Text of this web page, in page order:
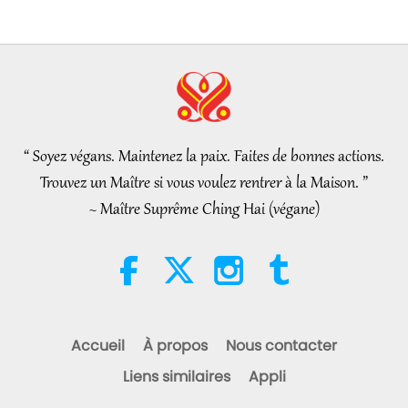
25:38
“Fast Charge” Is Wonderful Way
Whenever Material World
Begins to Feel Too Imposing
L’éthique islamique concernant
l’eau : extraits des Hadiths,
“ Soyez végans. Maintenez la paix. Faites de bonnes actions.
Trouvez un Maître si vous voulez rentrer à la Maison. ”
~ Maître Suprême Ching Hai (végane)
Accueil À propos
Nous contacter
Liens similaires
Appli